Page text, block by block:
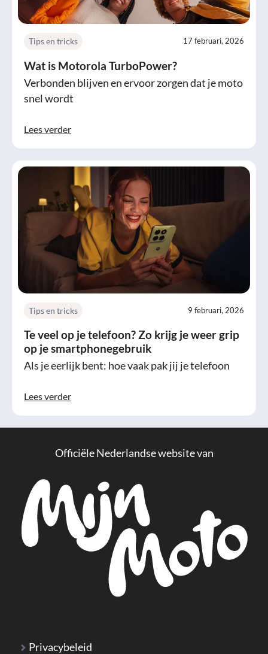
Tips en tricks 17 februari, 2026
Wat is Motorola TurboPower?
Verbonden blijven en ervoor zorgen dat je moto
snel wordt
Lees verder
Tips en tricks 9 februari, 2026
Te veel op je telefoon? Zo krijg je weer grip
op je smartphonegebruik
Als je eerlijk bent: hoe vaak pak jij je telefoon
Lees verder
Officiële Nederlandse website van
Privacybeleid